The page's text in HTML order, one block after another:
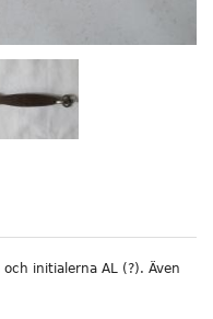
initialerna AL (?). Även